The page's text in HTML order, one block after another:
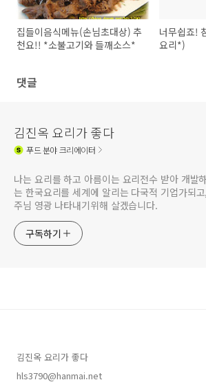
집들이음식메뉴(손님초대상) 추
천요!! *소불고기와 들깨소스*
너무쉽죠!
요리*)
댓글
김진옥 요리가 좋다
푸드분야 크리에이터
나는 요리를 하고 아름이는 요리전수 받아 개발
는 한국요리를 세계에 알리는 다국적 기업가되
주님 영광 나타내기위해 살겠습니다.
구독하기
김진옥 요리가 좋다
hls3790@hanmai.net